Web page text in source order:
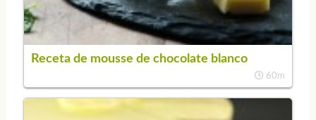
Receta de mousse de chocolate blanco
60m